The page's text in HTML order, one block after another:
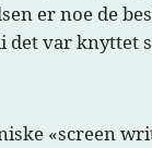
er noe de
var knyttet
«screen